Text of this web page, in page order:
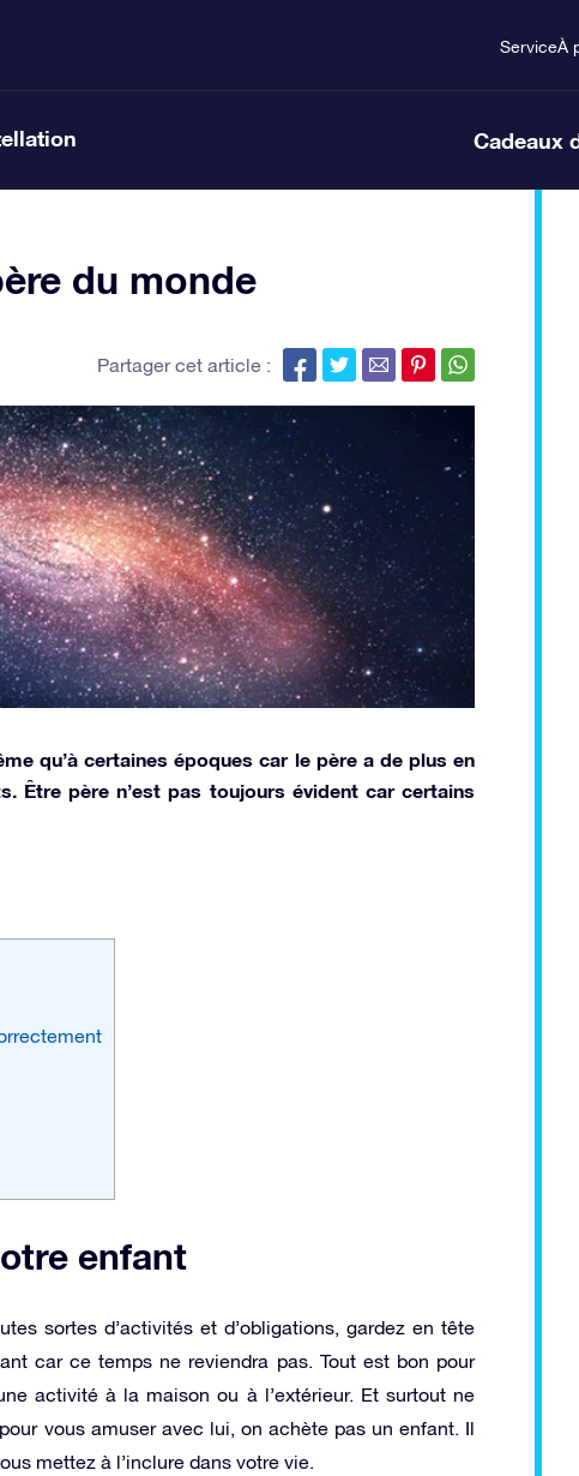
ServiceÀ
Cadeaux
du monde
Partager cet article :
qu’à certaines époques car le père a de plus en
Être père n’est pas toujours évident car certains
enfant
sortes d’activités et d’obligations, gardez en tête
car ce temps ne reviendra pas. Tout est bon pour
activité à la maison ou à l’extérieur. Et surtout ne
vous amuser avec lui, on achète pas un enfant. Il
mettez à l’inclure dans votre vie.